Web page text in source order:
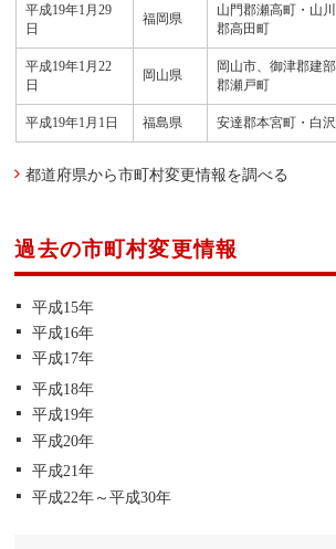
平成19年1月29
日
福岡県
山門郡瀬高町・山
郡高田町
平成19年1月22
日
岡山県
岡山市、御津郡建
郡瀬戸町
平成19年1月1日 福島県 安達郡本宮町・白
都道府県から市町村変更情報を調べる
過去の市町村変更情報
平成15年
平成16年
平成17年
平成18年
平成19年
平成20年
平成21年
平成22年～平成30年